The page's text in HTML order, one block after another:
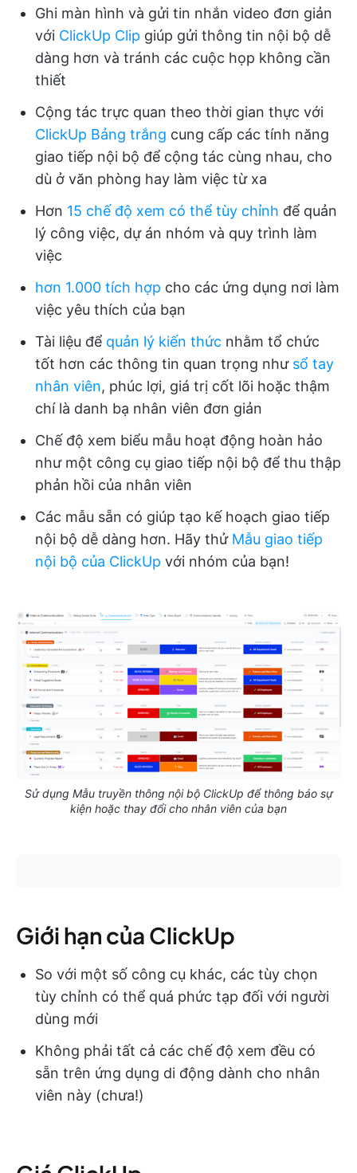
Ghi màn hình và gửi tin nhắn video đơn giản
với ClickUp Clip giúp gửi thông tin nội bộ dễ
dàng hơn và tránh các cuộc họp không cần
thiết
Cộng tác trực quan theo thời gian thực với
ClickUp Bảng trắng cung cấp các tính năng
giao tiếp nội bộ để cộng tác cùng nhau, cho
dù ở văn phòng hay làm việc từ xa
Hơn 15 chế độ xem có thể tùy chỉnh để quản
lý công việc, dự án nhóm và quy trình làm
việc
hơn 1.000 tích hợp cho các ứng dụng nơi làm
việc yêu thích của bạn
Tài liệu để quản lý kiến thức nhằm tổ chức
tốt hơn các thông tin quan trọng như sổ tay
nhân viên, phúc lợi, giá trị cốt lõi hoặc thậm
chí là danh bạ nhân viên đơn giản
Chế độ xem biểu mẫu hoạt động hoàn hảo
như một công cụ giao tiếp nội bộ để thu thập
phản hồi của nhân viên
Các mẫu sẵn có giúp tạo kế hoạch giao tiếp
nội bộ dễ dàng hơn. Hãy thử Mẫu giao tiếp
nội bộ của ClickUp với nhóm của bạn!
Sử dụng Mẫu truyền thông nội bộ ClickUp để thông báo sự
kiện hoặc thay đổi cho nhân viên của bạn
Giới hạn của ClickUp
So với một số công cụ khác, các tùy chọn
tùy chỉnh có thể quá phức tạp đối với người
dùng mới
Không phải tất cả các chế độ xem đều có
sẵn trên ứng dụng di động dành cho nhân
viên này (chưa!)